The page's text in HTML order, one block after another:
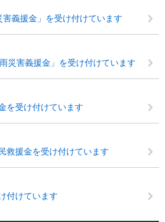
害義援金」を受け付けています
災害義援金」を受け付けています
を受け付けています
救援金を受け付けています
付けています